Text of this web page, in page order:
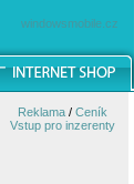
windowsmobile.cz
Reklama/ Ceník
Vstup pro inzerenty